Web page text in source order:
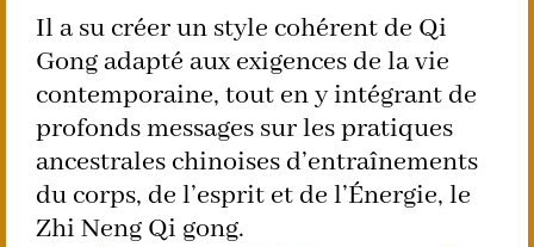
Il a su créer un style cohérent de Qi
Gong adapté aux exigences de la vie
contemporaine, tout en y intégrant de
profonds messages sur les pratiques
ancestrales chinoises d’entraînements
du corps, de l’esprit et de l’Énergie, le
Zhi Neng Qi gong.